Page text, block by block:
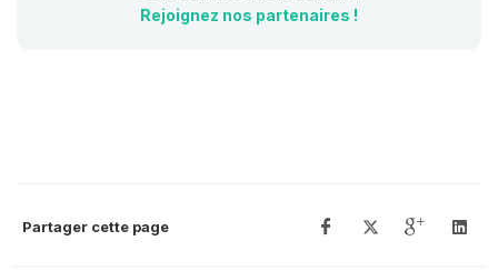
Rejoignez nos partenaires !
Partager cette page